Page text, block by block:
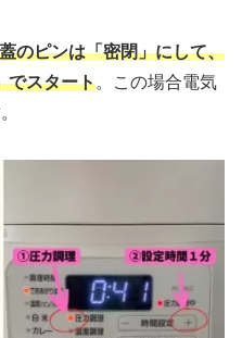
蓋のピンは「密閉」にして、
でスタート。この場合電気